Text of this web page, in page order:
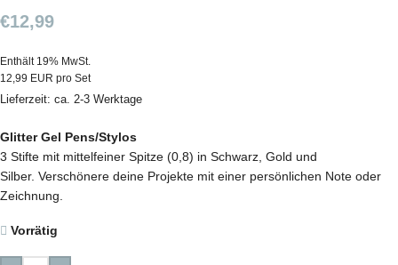
€12,99
Enthält 19% MwSt.
12,99 EUR pro Set
Lieferzeit: ca. 2-3 Werktage
Glitter Gel Pens/Stylos
3 Stifte mit mittelfeiner Spitze (0,8) in Schwarz, Gold und
Silber. Verschönere deine Projekte mit einer persönlichen Note oder
Zeichnung.
Vorrätig